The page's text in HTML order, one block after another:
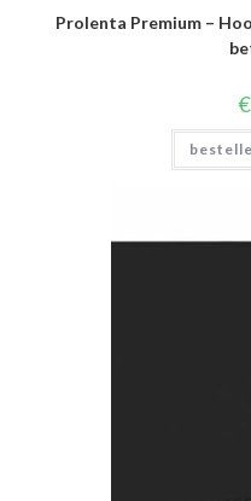
Prolenta Premium –
€